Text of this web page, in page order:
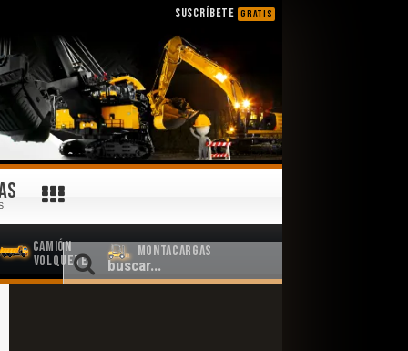
SUSCRÍBETE GRATIS
Camión
Volquete
Montacargas